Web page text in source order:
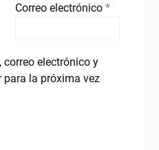
Correo electrónico *
correo electrónico y
para la próxima vez